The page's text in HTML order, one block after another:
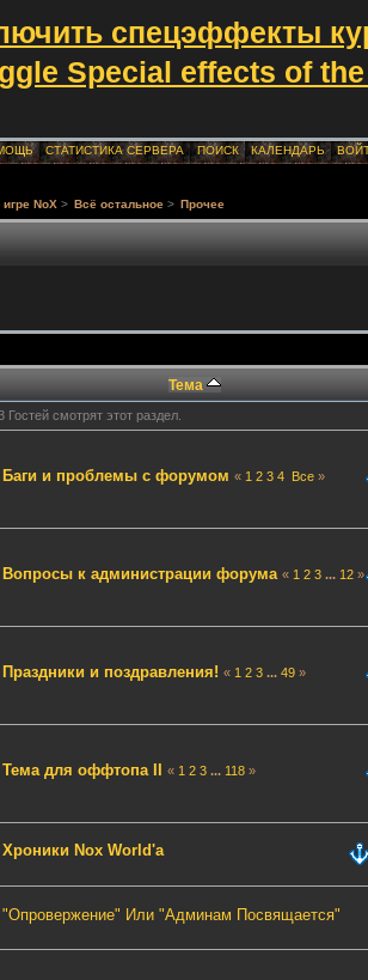
спецэффекты
Special effects of
СТАТИСТИКА СЕРВЕРА ПОИСК КАЛЕНДАРЬ
NoX > Всё остальное > Прочее
Тема
смотрят этот раздел.
Баги и проблемы с форумом « 1 2 3 4 Все»
Вопросы к администрации форума « 1 2 3 ... 12»
Праздники и поздравления! « 1 2 3 ... 49»
Тема для оффтопа II « 1 2 3 ... 118»
Хроники Nox World'a
"Опровержение" Или "Админам Посвящается"